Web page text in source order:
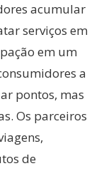
acumular
serviços em
em um
a
pontos, mas
Os parceiros
de